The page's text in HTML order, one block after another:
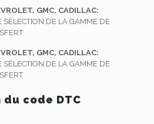
GMC, CADILLAC:
SÉLECTION DE LA GAMME DE
GMC, CADILLAC:
SÉLECTION DE LA GAMME DE
code DTC